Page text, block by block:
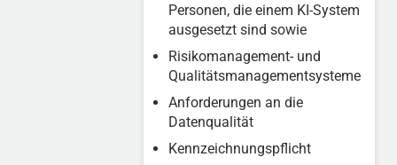
Personen, die einem KI-System
ausgesetzt sind sowie
Risikomanagement- und
Qualitätsmanagementsysteme
Anforderungen an die
Datenqualität
Kennzeichnungspflicht